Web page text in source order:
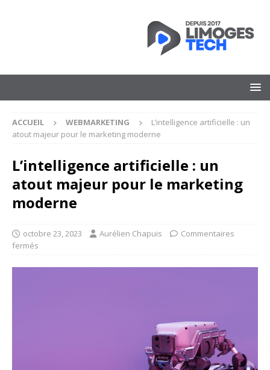
ACCUEIL WEBMARKETING
L’intelligence artificielle : un
atout majeur pour le marketing moderne
L’intelligence artificielle : un
atout majeur pour le marketing
moderne
octobre 23, 2023 Aurélien Chapuis
Commentaires
fermés